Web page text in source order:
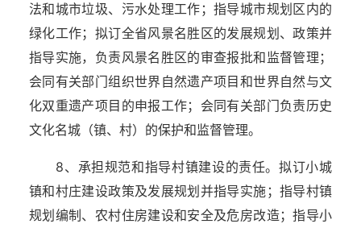
法和城市垃圾、污水处理工作；指导城市规划区内的
绿化工作；拟订全省风景名胜区的发展规划、政策并
指导实施，负责风景名胜区的审查报批和监督管理；
会同有关部门组织世界自然遗产项目和世界自然与文
化双重遗产项目的申报工作；会同有关部门负责历史
文化名城（镇、村）的保护和监督管理。
8、承担规范和指导村镇建设的责任。拟订小城
镇和村庄建设政策及发展规划并指导实施；指导村镇
规划编制、农村住房建设和安全及危房改造；指导小